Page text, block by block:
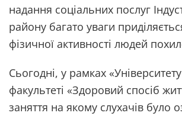
надання соціальних послуг
району багато уваги
фізичної активності людей
Сьогодні, у рамках «Університету
факультеті «Здоровий спосіб
заняття на якому слухачів було